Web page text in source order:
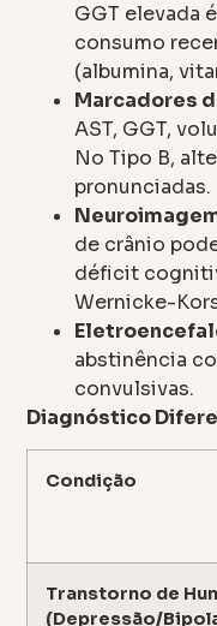
GGT elevada
consumo
(albumina,
Marcadores
AST, GGT,
No Tipo B,
pronunciadas.
de crânio
déficit
Wernicke-
abstinência
convulsivas.
Diagnóstico
Condição
Transtorno de
(Depressão/